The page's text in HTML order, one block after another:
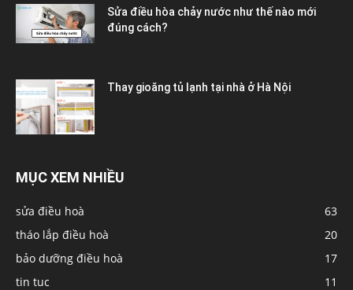
Sửa điều hòa chảy nước như thế nào mới
đúng cách?
Thay gioăng tủ lạnh tại nhà ở Hà Nội
MỤC XEM NHIỀU
sửa điều hoà
63
tháo lắp điều hoà
20
bảo dưỡng điều hoà
17
tin tuc
11